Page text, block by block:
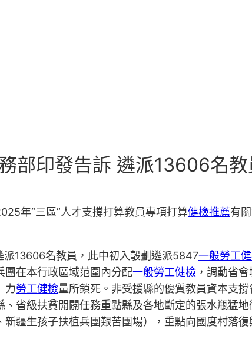
部印發告訴 遴派13606名教
年“三區”人才支撐打算教員專項打算健檢推薦有
13606名教員，此中初入彀劃遴派5847一般勞工
團在本行政區域范圍內分配一般勞工健檢 ，調動省
力勞工健檢量所鎖死。非受援縣的優質教員資本支
省級扶貧開闢任務重點縣及各地斷定的張水瓶猛
疆生孩子扶植兵團艱苦團場），重點向國度村落復